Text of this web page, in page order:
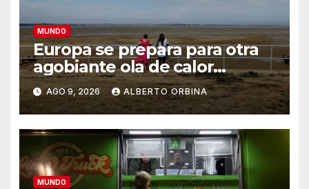
MUNDO
Europa se prepara para otra
agobiante ola de calor
extremo, la quinta desde
mayo
AGO 9, 2026 ALBERTO ORBINA
MUNDO